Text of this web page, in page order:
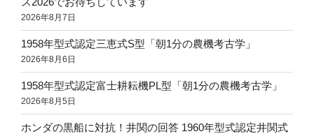
2026年8月7日
1958年型式認定三恵式S型「朝1分の農機考古学」
2026年8月6日
1958年型式認定富士耕耘機PL型「朝1分の農機考古学」
2026年8月5日
ホンダの黒船に対抗！井関の回答 1960年型式認定井関式